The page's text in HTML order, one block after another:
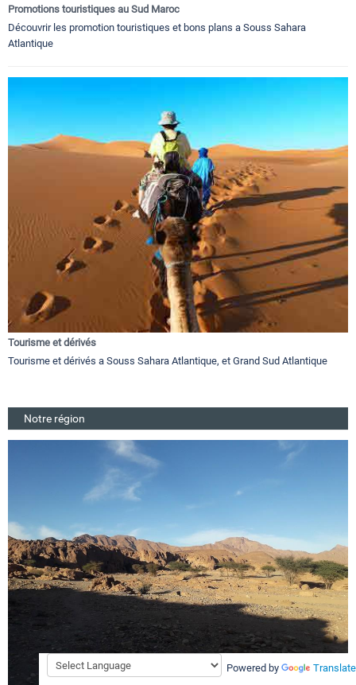
Promotions touristiques au Sud Maroc
Découvrir les promotion touristiques et bons plans a Souss Sahara
Atlantique
Tourisme et dérivés
Tourisme et dérivés a Souss Sahara Atlantique, et Grand Sud Atlantique
Notre région
Powered by Translate